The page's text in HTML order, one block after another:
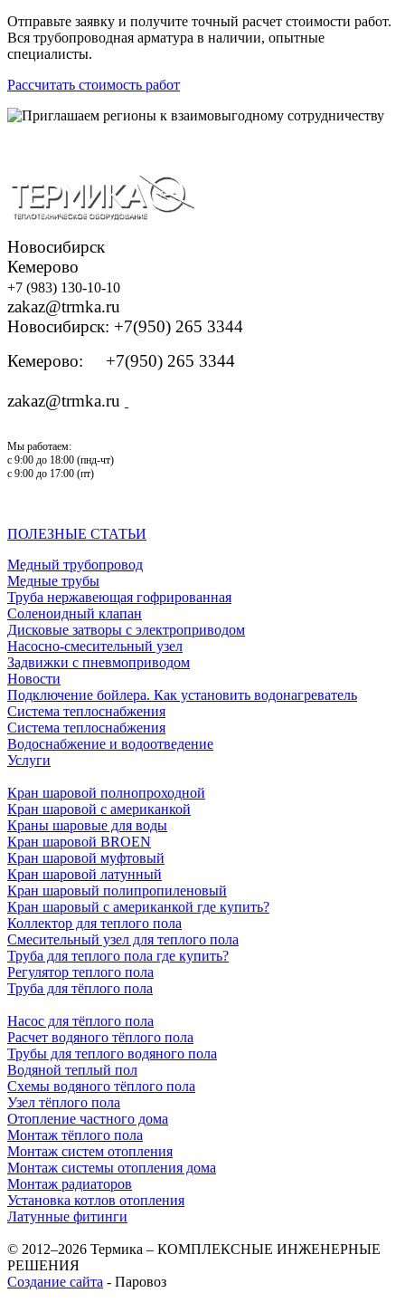
Отправьте заявку и получите точный расчет стоимости работ.
Вся трубопроводная арматура в наличии, опытные
специалисты.
Рассчитать стоимость работ
Новосибирск
Кемерово
+7 (983) 130-10-10
zakaz@trmka.ru
Новосибирск: +7(950) 265 3344
Кемерово: +7(950) 265 3344
zakaz@trmka.ru
Мы работаем:
с 9:00 до 18:00 (пнд-чт)
с 9:00 до 17:00 (пт)
ПОЛЕЗНЫЕ СТАТЬИ
Медный трубопровод
Медные трубы
Труба нержавеющая гофрированная
Соленоидный клапан
Дисковые затворы с электроприводом
Насосно-смесительный узел
Задвижки с пневмоприводом
Новости
Подключение бойлера. Как установить водонагреватель
Система теплоснабжения
Система теплоснабжения
Водоснабжение и водоотведение
Услуги
Кран шаровой полнопроходной
Кран шаровой с американкой
Краны шаровые для воды
Кран шаровой BROEN
Кран шаровой муфтовый
Кран шаровой латунный
Кран шаровый полипропиленовый
Кран шаровый с американкой где купить?
Коллектор для теплого пола
Смесительный узел для теплого пола
Труба для теплого пола где купить?
Регулятор теплого пола
Труба для тёплого пола
Насос для тёплого пола
Расчет водяного тёплого пола
Трубы для теплого водяного пола
Водяной теплый пол
Схемы водяного тёплого пола
Узел тёплого пола
Отопление частного дома
Монтаж тёплого пола
Монтаж систем отопления
Монтаж системы отопления дома
Монтаж радиаторов
Установка котлов отопления
Латунные фитинги
© 2012–2026 Термика – КОМПЛЕКСНЫЕ ИНЖЕНЕРНЫЕ
РЕШЕНИЯ
Создание сайта - Паровоз